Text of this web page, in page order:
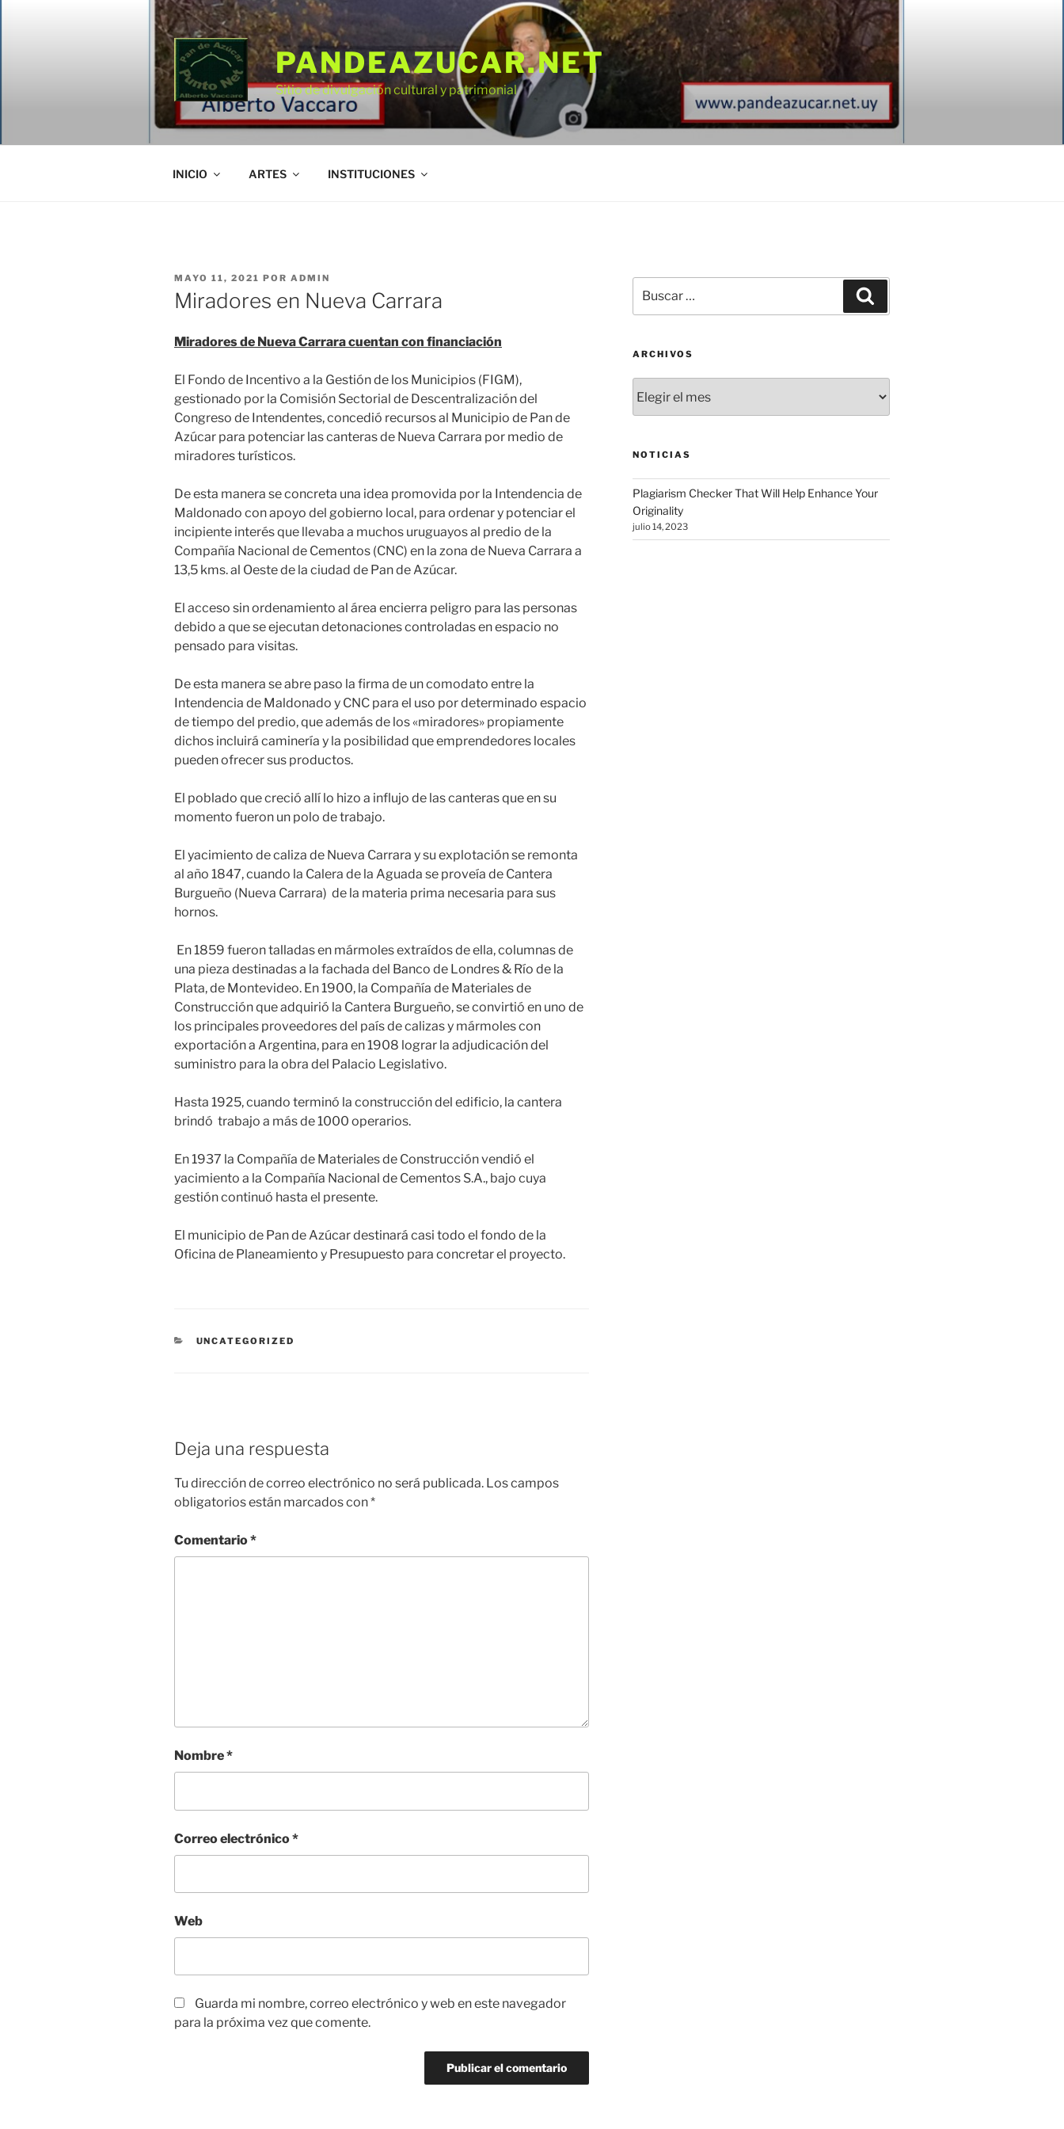
PANDEAZUCAR.NET
Sitio de divulgación cultural y patrimonial
INICIO ARTES INSTITUCIONES
PUBLICADO
EL
MAYO 11, 2021 POR ADMIN
Miradores en Nueva Carrara
Miradores de Nueva Carrara cuentan con financiación
El Fondo de Incentivo a la Gestión de los Municipios (FIGM),
gestionado por la Comisión Sectorial de Descentralización del
Congreso de Intendentes, concedió recursos al Municipio de Pan de
Azúcar para potenciar las canteras de Nueva Carrara por medio de
miradores turísticos.
De esta manera se concreta una idea promovida por la Intendencia de
Maldonado con apoyo del gobierno local, para ordenar y potenciar el
incipiente interés que llevaba a muchos uruguayos al predio de la
Compañía Nacional de Cementos (CNC) en la zona de Nueva Carrara a
13,5 kms. al Oeste de la ciudad de Pan de Azúcar.
El acceso sin ordenamiento al área encierra peligro para las personas
debido a que se ejecutan detonaciones controladas en espacio no
pensado para visitas.
De esta manera se abre paso la firma de un comodato entre la
Intendencia de Maldonado y CNC para el uso por determinado espacio
de tiempo del predio, que además de los «miradores» propiamente
dichos incluirá caminería y la posibilidad que emprendedores locales
pueden ofrecer sus productos.
El poblado que creció allí lo hizo a influjo de las canteras que en su
momento fueron un polo de trabajo.
El yacimiento de caliza de Nueva Carrara y su explotación se remonta
al año 1847, cuando la Calera de la Aguada se proveía de Cantera
Burgueño (Nueva Carrara) de la materia prima necesaria para sus
hornos.
En 1859 fueron talladas en mármoles extraídos de ella, columnas de
una pieza destinadas a la fachada del Banco de Londres & Río de la
Plata, de Montevideo. En 1900, la Compañía de Materiales de
Construcción que adquirió la Cantera Burgueño, se convirtió en uno de
los principales proveedores del país de calizas y mármoles con
exportación a Argentina, para en 1908 lograr la adjudicación del
suministro para la obra del Palacio Legislativo.
Hasta 1925, cuando terminó la construcción del edificio, la cantera
brindó trabajo a más de 1000 operarios.
En 1937 la Compañía de Materiales de Construcción vendió el
yacimiento a la Compañía Nacional de Cementos S.A., bajo cuya
gestión continuó hasta el presente.
El municipio de Pan de Azúcar destinará casi todo el fondo de la
Oficina de Planeamiento y Presupuesto para concretar el proyecto.
CATEGORÍAS
UNCATEGORIZED
Deja una respuesta
Tu dirección de correo electrónico no será publicada. Los campos
obligatorios están marcados con*
Comentario*
Nombre*
Correo electrónico*
Web
Guarda mi nombre, correo electrónico y web en este navegador
para la próxima vez que comente.
por:
ARCHIVOS
NOTICIAS
Plagiarism Checker That Will Help Enhance Your
Originality
julio 14, 2023